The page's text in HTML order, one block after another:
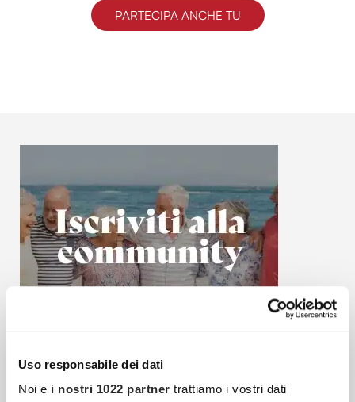
Uso responsabile dei dati
Noi e i nostri 1022 partner trattiamo i vostri dati
PARTECIPA ANCHE TU